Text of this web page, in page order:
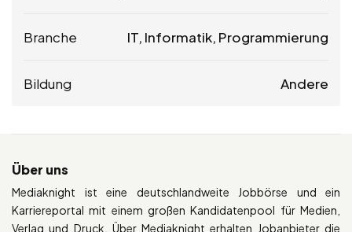
Branche IT, Informatik, Programmierung
Bildung Andere
Über uns
Mediaknight ist eine deutschlandweite Jobbörse und ein
Karriereportal mit einem großen Kandidatenpool für Medien,
Verlag und Druck. Über Mediaknight erhalten Jobanbieter die